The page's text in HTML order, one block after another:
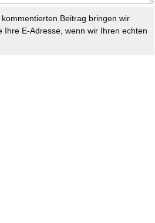
Beitrag bringen wir
E-Adresse, wenn wir Ihren echten